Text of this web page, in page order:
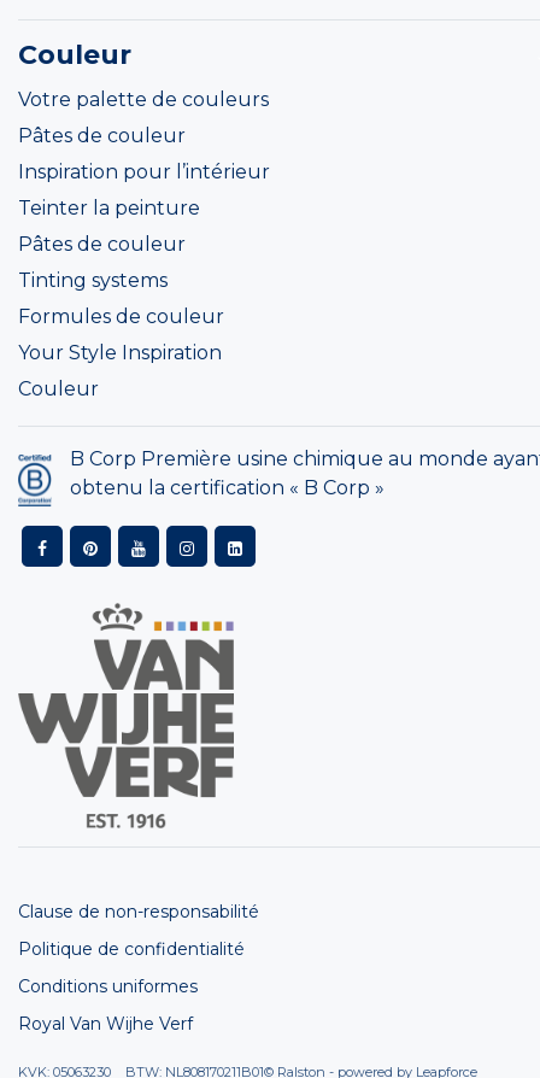
Couleur
Votre palette de couleurs
Pâtes de couleur
Inspiration pour l’intérieur
Teinter la peinture
Pâtes de couleur
Tinting systems
Formules de couleur
Your Style Inspiration
Couleur
B Corp Première usine chimique au monde
obtenu la certification « B Corp »
Clause de non-responsabilité
Politique de confidentialité
Conditions uniformes
Royal Van Wijhe Verf
KVK: 05063230 BTW: NL808170211B01© Ralston - powered by Leapforce